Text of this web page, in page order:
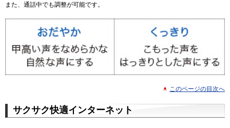
また、通話中でも調整が可能です。
このページの目次へ
サクサク快適インターネット